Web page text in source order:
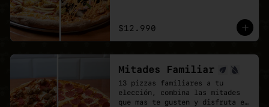
$12.990
Mitades Familiar
13 pizzas familiares a tu
elección, combina las mitades
que mas te gusten y disfruta el